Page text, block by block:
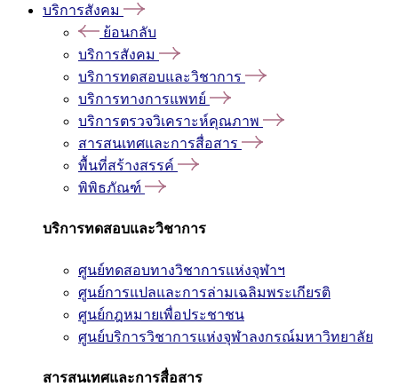
บริการสังคม
ย้อนกลับ
บริการสังคม
บริการทดสอบและวิชาการ
บริการทางการแพทย์
บริการตรวจวิเคราะห์คุณภาพ
สารสนเทศและการสื่อสาร
พื้นที่สร้างสรรค์
พิพิธภัณฑ์
บริการทดสอบและวิชาการ
ศูนย์ทดสอบทางวิชาการแห่งจุฬาฯ
ศูนย์การแปลและการล่ามเฉลิมพระเกียรติ
ศูนย์กฎหมายเพื่อประชาชน
ศูนย์บริการวิชาการแห่งจุฬาลงกรณ์มหาวิทยาลัย
สารสนเทศและการสื่อสาร